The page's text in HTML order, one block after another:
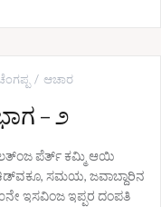
ಆಚಾರ
– ೨
ಪೆರ್ತ್ ಕಮ್ಮಿ ಆಯಿ
ಸಮಯ, ಜವಾಬ್ದಾರಿನ
ಇಸವಿಂಜ ಇಪ್ಪರ ದಂಪತಿ